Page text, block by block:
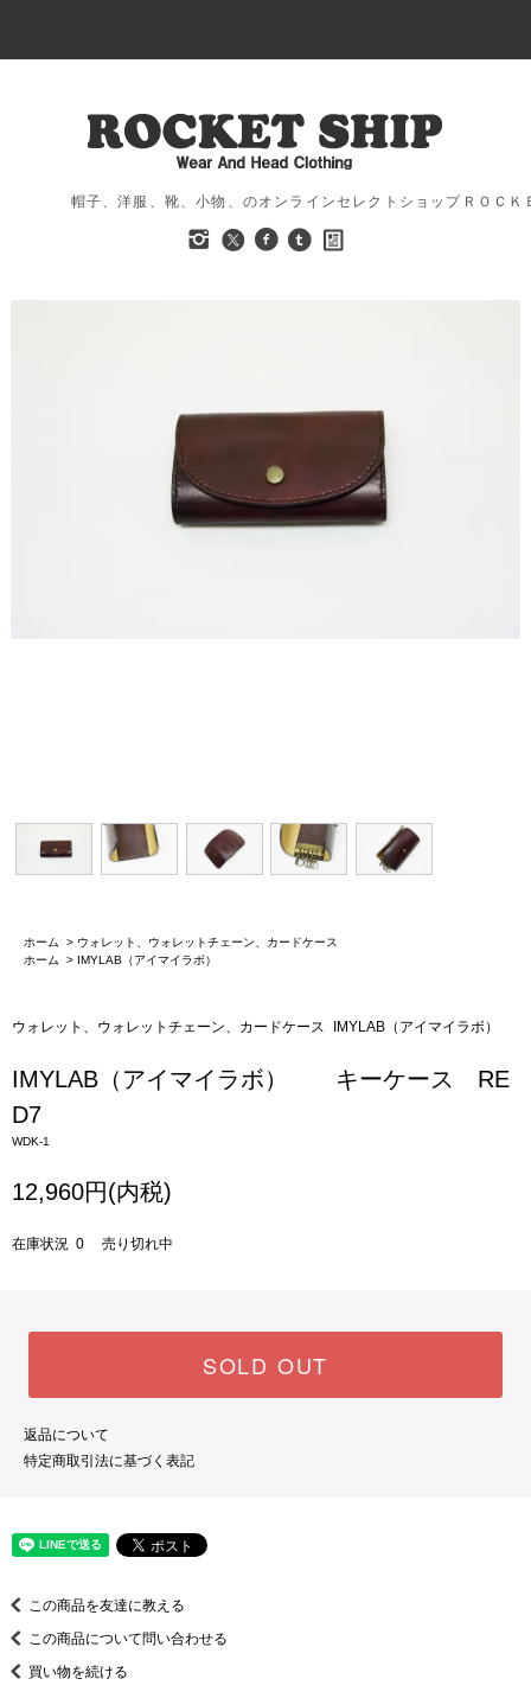
帽子、洋服、靴、小物、のオンラインセレクトショップＲＯＣ
ホーム > ウォレット、ウォレットチェーン、カードケース
ホーム
> IMYLAB（アイマイラボ）
ウォレット、ウォレットチェーン、カードケース IMYLAB（アイマイラボ）
IMYLAB（アイマイラボ） キーケース RE
D7
WDK-1
12,960円(内税)
在庫状況 0 売り切れ中
SOLD OUT
返品について
特定商取引法に基づく表記
この商品を友達に教える
この商品について問い合わせる
買い物を続ける